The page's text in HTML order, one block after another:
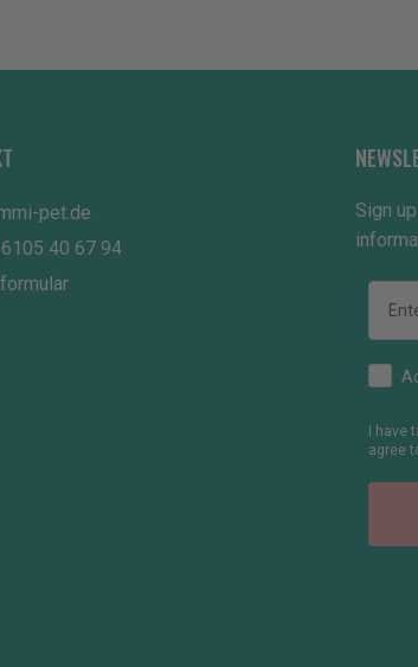
pet.de
40 67 94
Sign
Email
How
I have
agree